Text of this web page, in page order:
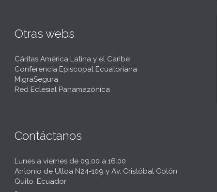
Otras webs
Cáritas América Latina y el Caribe
Conferencia Episcopal Ecuatoriana
MigraSegura
Red Eclesial Panamazónica
Contáctanos
Lunes a viernes de 09:00 a 16:00
Antonio de Ulloa N24-109 y Av. Cristóbal Colón
Quito, Ecuador